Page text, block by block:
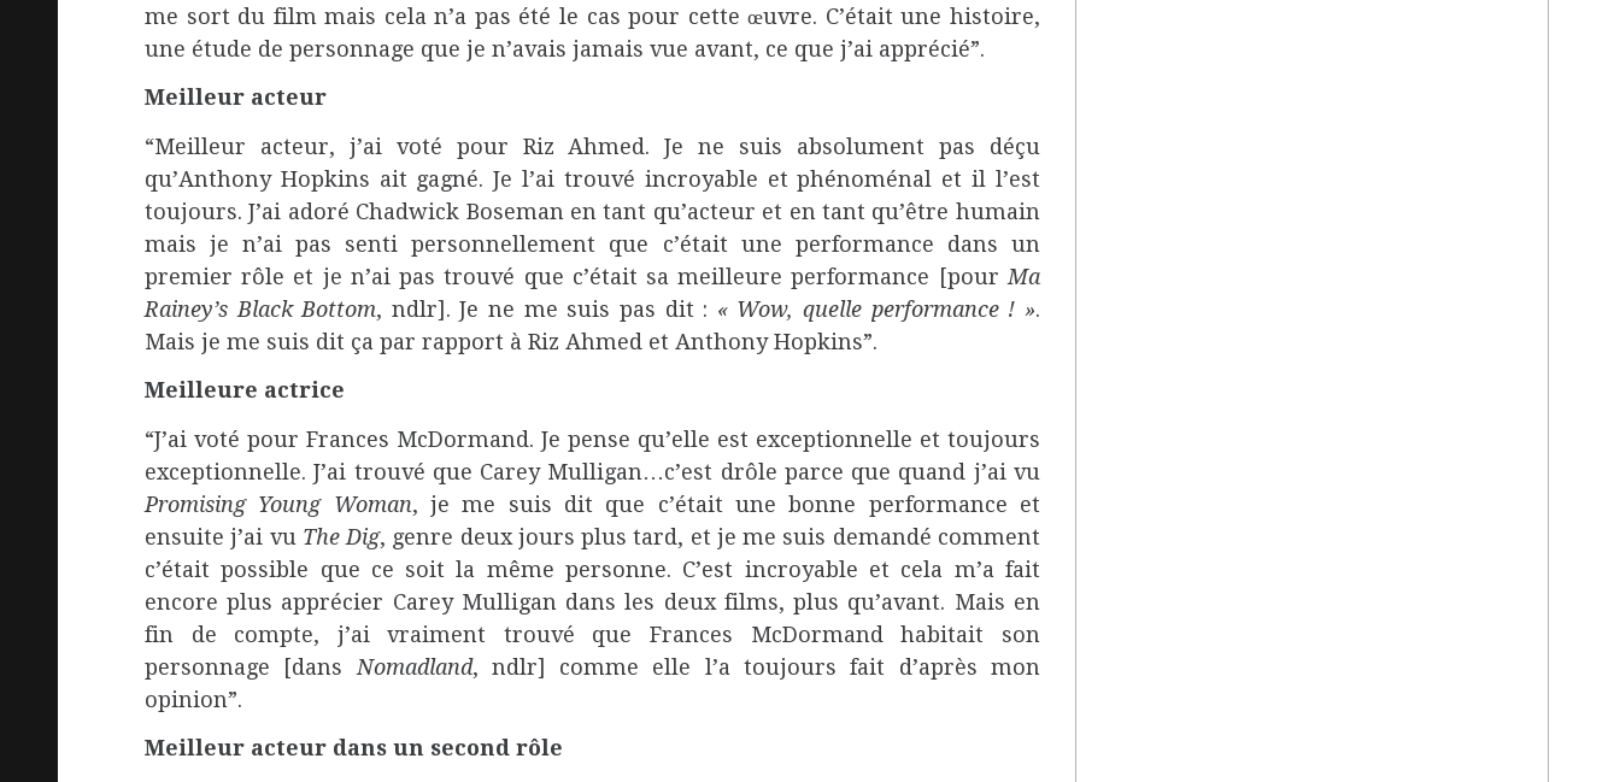
me sort du film mais cela n’a pas été le cas pour cette œuvre. C’était une histoire,
une étude de personnage que je n’avais jamais vue avant, ce que j’ai apprécié”.
Meilleur acteur
“Meilleur acteur, j’ai voté pour Riz Ahmed. Je ne suis absolument pas déçu
qu’Anthony Hopkins ait gagné. Je l’ai trouvé incroyable et phénoménal et il l’est
toujours. J’ai adoré Chadwick Boseman en tant qu’acteur et en tant qu’être humain
mais je n’ai pas senti personnellement que c’était une performance dans un
premier rôle et je n’ai pas trouvé que c’était sa meilleure performance [pour Ma
Rainey’s Black Bottom, ndlr]. Je ne me suis pas dit : « Wow, quelle performance ! ».
Mais je me suis dit ça par rapport à Riz Ahmed et Anthony Hopkins”.
Meilleure actrice
“J’ai voté pour Frances McDormand. Je pense qu’elle est exceptionnelle et toujours
exceptionnelle. J’ai trouvé que Carey Mulligan…c’est drôle parce que quand j’ai vu
Promising Young Woman, je me suis dit que c’était une bonne performance et
ensuite j’ai vu The Dig, genre deux jours plus tard, et je me suis demandé comment
c’était possible que ce soit la même personne. C’est incroyable et cela m’a fait
encore plus apprécier Carey Mulligan dans les deux films, plus qu’avant. Mais en
fin de compte, j’ai vraiment trouvé que Frances McDormand habitait son
personnage [dans Nomadland, ndlr] comme elle l’a toujours fait d’après mon
opinion”.
Meilleur acteur dans un second rôle